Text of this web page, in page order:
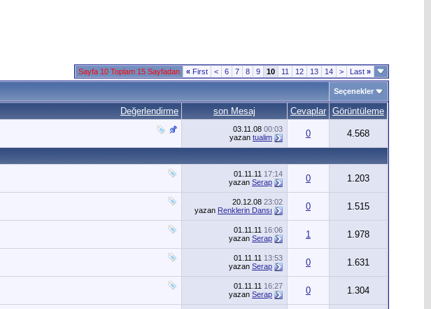
Sayfa 10 Toplam 15 Sayfadan « First < 6 7 8 9 10 11 12 13 14 > Last »
Seçenekler
Değerlendirme son Mesaj Cevaplar Görüntüleme
03.11.08 00:03
yazan tualim 0 4.568
01.11.11 17:14
yazan Serap 0 1.203
20.12.08 23:02
yazan Renklerin Dansı 0 1.515
01.11.11 16:06
yazan Serap 1 1.978
01.11.11 13:53
yazan Serap 0 1.631
01.11.11 16:27
yazan Serap 0 1.304